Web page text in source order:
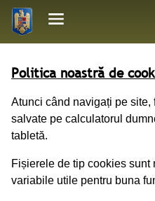
Politica noastră de
Atunci când navigați pe
salvate pe calculatorul
tabletă.
Fișierele de tip cookies sunt
variabile utile pentru buna